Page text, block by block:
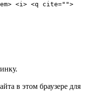
<i> <q cite="">
в этом браузере для